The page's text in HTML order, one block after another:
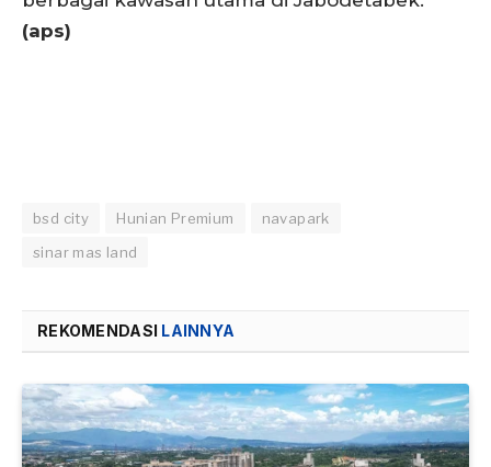
(aps)
bsd city Hunian Premium
navapark
sinar mas land
REKOMENDASI LAINNYA